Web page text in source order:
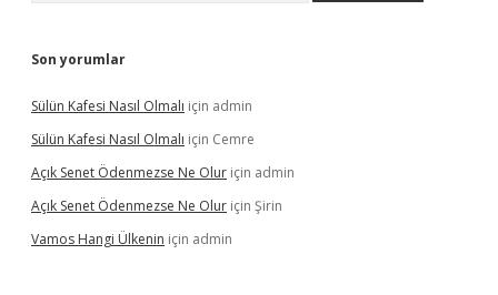
Son yorumlar
Sülün Kafesi Nasıl Olmalı için admin
Sülün Kafesi Nasıl Olmalı için Cemre
Açık Senet Ödenmezse Ne Olur için admin
Açık Senet Ödenmezse Ne Olur için Şirin
Vamos Hangi Ülkenin için admin